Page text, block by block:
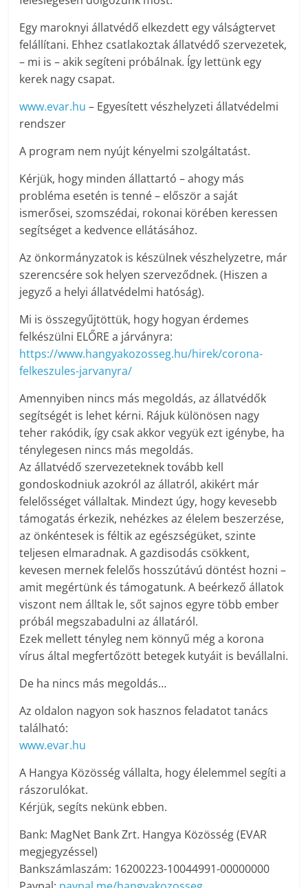
Egy maroknyi állatvédő elkezdett egy válságtervet
felállítani. Ehhez csatlakoztak állatvédő szervezetek,
– mi is – akik segíteni próbálnak. Így lettünk egy
kerek nagy csapat.
www.evar.hu – Egyesített vészhelyzeti állatvédelmi
rendszer
A program nem nyújt kényelmi szolgáltatást.
Kérjük, hogy minden állattartó – ahogy más
probléma esetén is tenné – először a saját
ismerősei, szomszédai, rokonai körében keressen
segítséget a kedvence ellátásához.
Az önkormányzatok is készülnek vészhelyzetre, már
szerencsére sok helyen szerveződnek. (Hiszen a
jegyző a helyi állatvédelmi hatóság).
Mi is összegyűjtöttük, hogy hogyan érdemes
felkészülni ELŐRE a járványra:
https://www.hangyakozosseg.hu/hirek/corona-
felkeszules-jarvanyra/
Amennyiben nincs más megoldás, az állatvédők
segítségét is lehet kérni. Rájuk különösen nagy
teher rakódik, így csak akkor vegyük ezt igénybe, ha
ténylegesen nincs más megoldás.
Az állatvédő szervezeteknek tovább kell
gondoskodniuk azokról az állatról, akikért már
felelősséget vállaltak. Mindezt úgy, hogy kevesebb
támogatás érkezik, nehézkes az élelem beszerzése,
az önkéntesek is féltik az egészségüket, szinte
teljesen elmaradnak. A gazdisodás csökkent,
kevesen mernek felelős hosszútávú döntést hozni –
amit megértünk és támogatunk. A beérkező állatok
viszont nem álltak le, sőt sajnos egyre több ember
próbál megszabadulni az állatáról.
Ezek mellett tényleg nem könnyű még a korona
vírus által megfertőzött betegek kutyáit is bevállalni.
De ha nincs más megoldás…
Az oldalon nagyon sok hasznos feladatot tanács
található:
www.evar.hu
A Hangya Közösség vállalta, hogy élelemmel segíti a
rászorulókat.
Kérjük, segíts nekünk ebben.
Bank: MagNet Bank Zrt. Hangya Közösség (EVAR
megjegyzéssel)
Bankszámlaszám: 16200223-10044991-00000000